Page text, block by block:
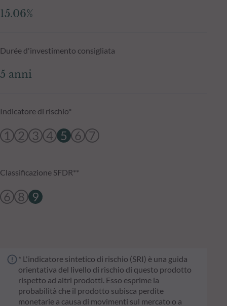
15.06%
Durée d'investimento consigliata
5 anni
Indicatore di rischio*
1 2 3 4 5 6 7
Classificazione SFDR**
6 8 9
* L'indicatore sintetico di rischio (SRI) è una guida
orientativa del livello di rischio di questo prodotto
rispetto ad altri prodotti. Esso esprime la
probabilità che il prodotto subisca perdite
monetarie a causa di movimenti sul mercato o a